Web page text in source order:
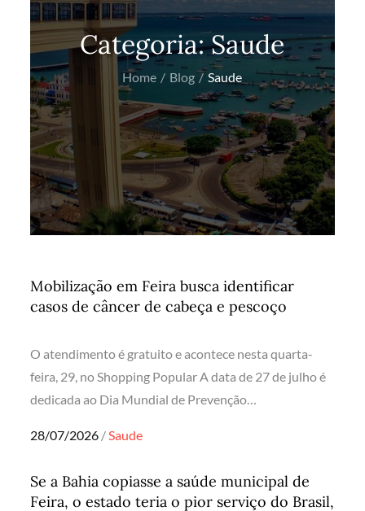
Categoria:Saude
Home Blog Saude
Mobilização em Feira busca identificar
casos de câncer de cabeça e pescoço
O atendimento é gratuito e acontece nesta quarta-
feira, 29, no Shopping Popular A data de 27 de julho é
dedicada ao Dia Mundial de Prevenção…
Posted
28/07/2026 Saude
Se a Bahia copiasse a saúde municipal de
Feira, o estado teria o pior serviço do Brasil,